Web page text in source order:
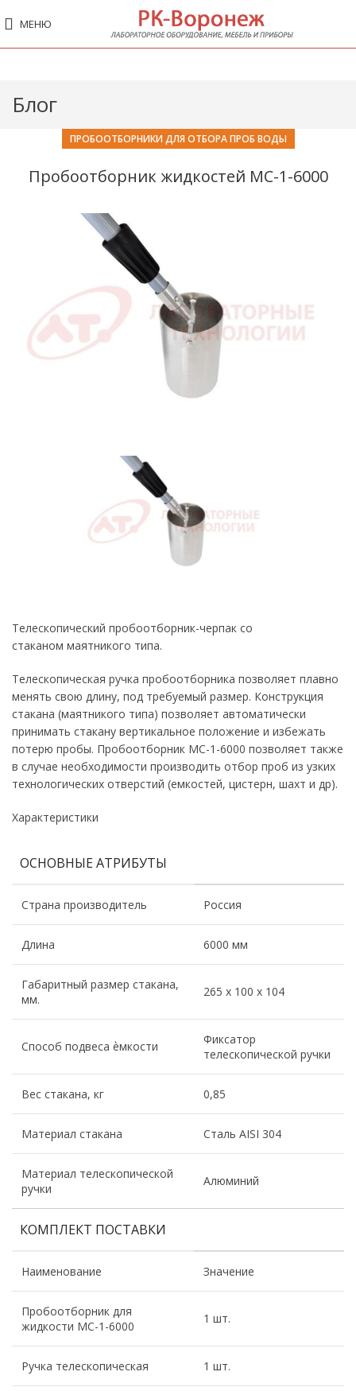
МЕНЮ
Блог
ПРОБООТБОРНИКИ ДЛЯ ОТБОРА ПРОБ ВОДЫ
Пробоотборник жидкостей МС-1-6000
Телескопический пробоотборник-черпак со
стаканом маятникого типа.
Телескопическая ручка пробоотборника позволяет плавно
менять свою длину, под требуемый размер. Конструкция
стакана (маятникого типа) позволяет автоматически
принимать стакану вертикальное положение и избежать
потерю пробы. Пробоотборник МС-1-6000 позволяет также
в случае необходимости производить отбор проб из узких
технологических отверстий (емкостей, цистерн, шахт и др).
Характеристики
ОСНОВНЫЕ АТРИБУТЫ
Страна производитель Россия
Длина 6000 мм
Габаритный размер стакана,
мм.
265 х 100 х 104
Способ подвеса ѐмкости
Фиксатор
телескопической ручки
Вес стакана, кг 0,85
Материал стакана Сталь AISI 304
Материал телескопической
ручки
Алюминий
КОМПЛЕКТ ПОСТАВКИ
Наименование Значение
Пробоотборник для
жидкости МС-1-6000
1 шт.
Ручка телескопическая 1 шт.